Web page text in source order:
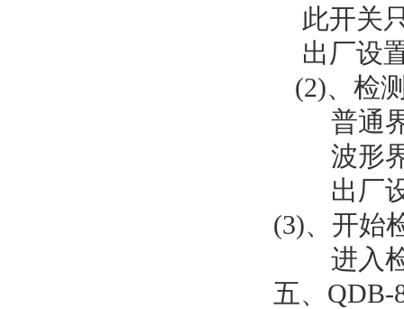
此开关
出厂设
(2)、检
普通界
波形界
出厂设
(3)、开始
进入检
五、QDB-